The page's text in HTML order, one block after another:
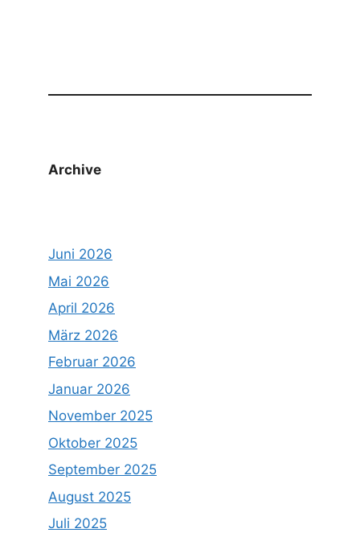
Archive
Juni 2026
Mai 2026
April 2026
März 2026
Februar 2026
Januar 2026
November 2025
Oktober 2025
September 2025
August 2025
Juli 2025